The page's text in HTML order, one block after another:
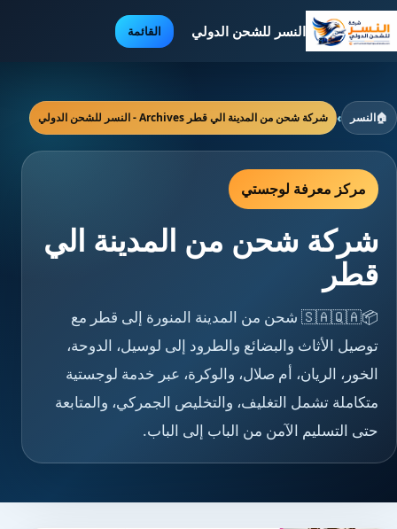
النسر للشحن الدولي القائمة
🏠النسر › شركة شحن من المدينة الي قطر Archives - النسر للشحن الدولي
مركز معرفة لوجستي
شركة شحن من المدينة الي
قطر
📦🇸🇦🇶🇦 شحن من المدينة المنورة إلى قطر مع
توصيل الأثاث والبضائع والطرود إلى لوسيل، الدوحة،
الخور، الريان، أم صلال، والوكرة، عبر خدمة لوجستية
متكاملة تشمل التغليف، والتخليص الجمركي، والمتابعة
حتى التسليم الآمن من الباب إلى الباب.